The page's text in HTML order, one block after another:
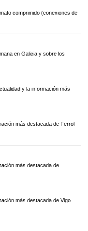
comprimido (conexiones de
en Galicia y sobre los
y la información más
más destacada de Ferrol
más destacada de
más destacada de Vigo